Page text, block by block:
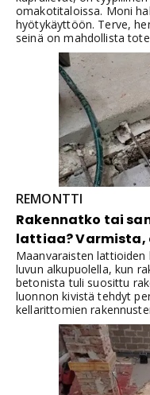
omakotitaloissa. Moni
hyötykäyttöön. Terve,
seinä on mahdollista
hyödyntävällä
linjasaneeraukseen tai
REMONTTI
Rakennatko tai
lattiaa?
Maanvaraisten
luvun alkupuolella, kun
betonista tuli suosittu
luonnon kivistä tehdyt
kellarittomien
maanvaraista laattaa.
erityisen suosittuja
maaperäolosuhteet ja
ongelmia.